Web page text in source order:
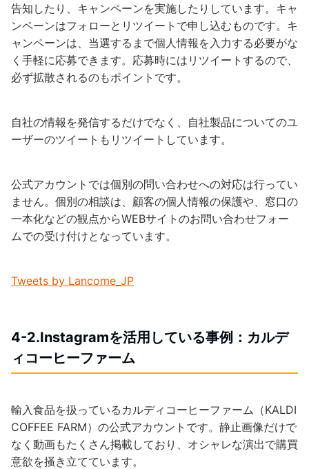
告知したり、キャンペーンを実施したりしています。キャ
ンペーンはフォローとリツイートで申し込むものです。キ
ャンペーンは、当選するまで個人情報を入力する必要がな
く手軽に応募できます。応募時にはリツイートするので、
必ず拡散されるのもポイントです。
自社の情報を発信するだけでなく、自社製品についてのユ
ーザーのツイートもリツイートしています。
公式アカウントでは個別の問い合わせへの対応は行ってい
ません。個別の相談は、顧客の個人情報の保護や、窓口の
一本化などの観点からWEBサイトのお問い合わせフォー
ムでの受け付けとなっています。
Tweets by Lancome_JP
4-2.Instagramを活用している事例：カルデ
ィコーヒーファーム
輸入食品を扱っているカルディコーヒーファーム（KALDI
COFFEE FARM）の公式アカウントです。静止画像だけで
なく動画もたくさん掲載しており、オシャレな演出で購買
意欲を掻き立てています。